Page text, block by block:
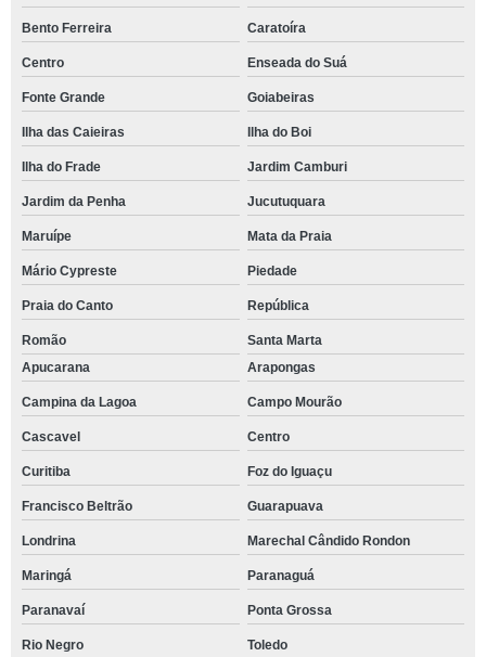
Bento Ferreira Caratoíra
Centro Enseada do Suá
Fonte Grande Goiabeiras
Ilha das Caieiras Ilha do Boi
Ilha do Frade Jardim Camburi
Jardim da Penha Jucutuquara
Maruípe Mata da Praia
Mário Cypreste Piedade
Praia do Canto República
Romão
Santa Marta
Apucarana
Arapongas
Campina da Lagoa Campo Mourão
Cascavel Centro
Curitiba Foz do Iguaçu
Francisco Beltrão Guarapuava
Londrina Marechal Cândido Rondon
Maringá Paranaguá
Paranavaí Ponta Grossa
Rio Negro Toledo